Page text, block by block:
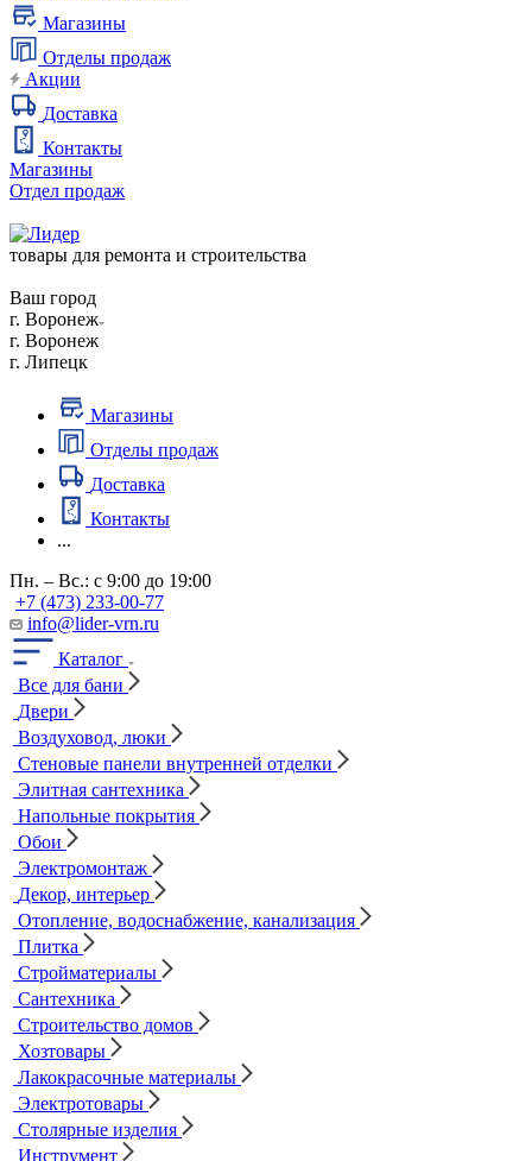
Магазины
Отделы продаж
Акции
Доставка
Контакты
Магазины
Отдел продаж
товары для ремонта и строительства
Ваш город
г. Воронеж
г. Воронеж
г. Липецк
Магазины
Отделы продаж
Доставка
Контакты
...
Пн. – Вс.: с 9:00 до 19:00
+7 (473) 233-00-77
info@lider-vrn.ru
Каталог
Все для бани
Двери
Воздуховод, люки
Стеновые панели внутренней отделки
Элитная сантехника
Напольные покрытия
Обои
Электромонтаж
Декор, интерьер
Отопление, водоснабжение, канализация
Плитка
Стройматериалы
Сантехника
Строительство домов
Хозтовары
Лакокрасочные материалы
Электротовары
Столярные изделия
Инструмент